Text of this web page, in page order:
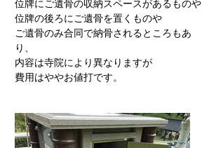
位牌にご遺骨の収納スペースがあるものや
位牌の後ろにご遺骨を置くものや
ご遺骨のみ合同で納骨されるところもあ
り、
内容は寺院により異なりますが
費用はややお値打です。